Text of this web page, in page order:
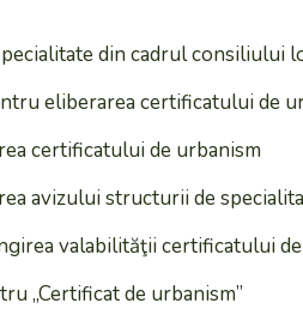
din cadrul consiliului
eliberarea certificatului de
certificatului de urbanism
avizului structurii de
valabilităţii certificatului
„Certificat de urbanism”